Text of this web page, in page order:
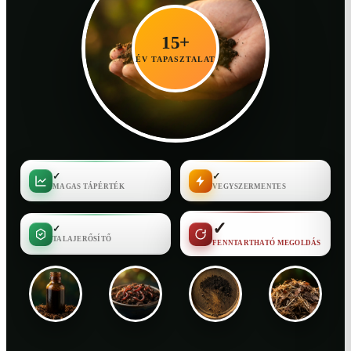
15+
ÉV TAPASZTALAT
✓
MAGAS TÁPÉRTÉK
✓
VEGYSZERMENTES
✓
TALAJERŐSÍTŐ
✓
FENNTARTHATÓ MEGOLDÁS